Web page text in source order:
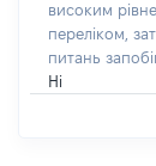
високим
переліком,
питань
Ні